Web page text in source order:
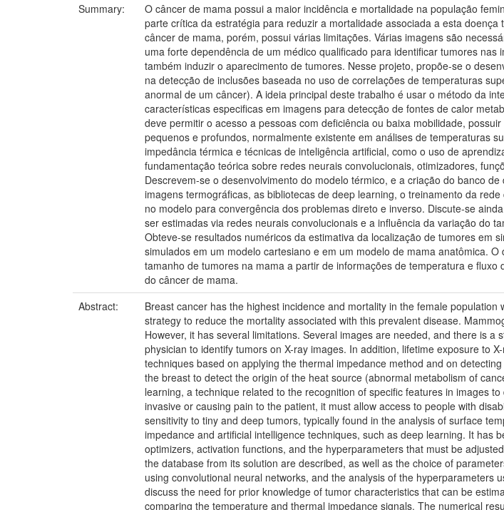
Summary:
O câncer de mama possui a maior incidência e mortalidade na população
parte crítica da estratégia para reduzir a mortalidade associada a esta
câncer de mama, porém, possui várias limitações. Várias imagens são
uma forte dependência de um médico qualificado para identificar tumores
também induzir o aparecimento de tumores. Nesse projeto, propõe-se o
na detecção de inclusões baseada no uso de correlações de temperaturas
anormal de um câncer). A ideia principal deste trabalho é usar o método da
características especificas em imagens para detecção de fontes de calor
deve permitir o acesso a pessoas com deficiência ou baixa mobilidade,
pequenos e profundos, normalmente existente em análises de temperaturas
impedância térmica e técnicas de inteligência artificial, como o uso de
fundamentação teórica sobre redes neurais convolucionais, otimizadores,
Descrevem-se o desenvolvimento do modelo térmico, e a criação do banco
imagens termográficas, as bibliotecas de deep learning, o treinamento da
no modelo para convergência dos problemas direto e inverso. Discute-se
ser estimadas via redes neurais convolucionais e a influência da variação do
Obteve-se resultados numéricos da estimativa da localização de tumores em
simulados em um modelo cartesiano e em um modelo de mama anatômica.
tamanho de tumores na mama a partir de informações de temperatura e
do câncer de mama.
Abstract:
Breast cancer has the highest incidence and mortality in the female
strategy to reduce the mortality associated with this prevalent disease.
However, it has several limitations. Several images are needed, and there is
physician to identify tumors on X-ray images. In addition, lifetime exposure to
techniques based on applying the thermal impedance method and on
the breast to detect the origin of the heat source (abnormal metabolism of
learning, a technique related to the recognition of specific features in images
invasive or causing pain to the patient, it must allow access to people with
sensitivity to tiny and deep tumors, typically found in the analysis of surface
impedance and artificial intelligence techniques, such as deep learning. It has
optimizers, activation functions, and the hyperparameters that must be
the database from its solution are described, as well as the choice of
using convolutional neural networks, and the analysis of the
discuss the need for prior knowledge of tumor characteristics that can be
comparing the temperature and thermal impedance signals. The numerical